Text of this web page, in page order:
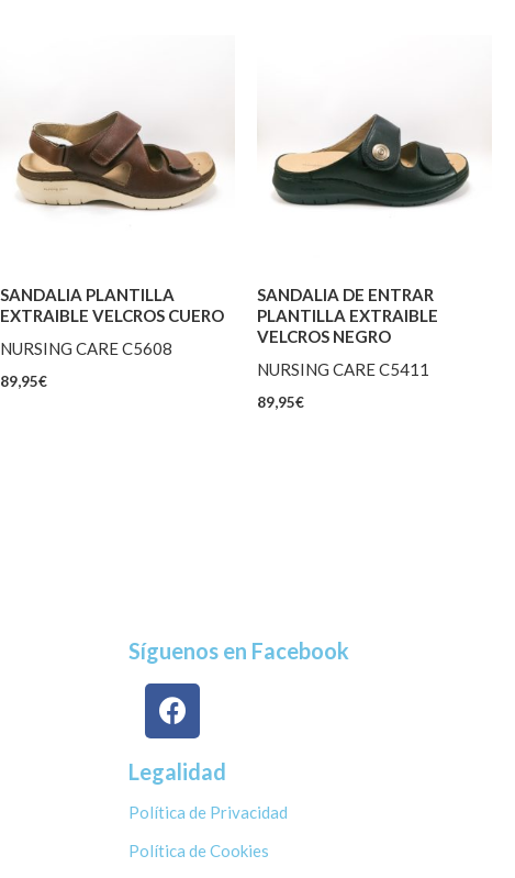
SANDALIA PLANTILLA
EXTRAIBLE VELCROS CUERO
NURSING CARE C5608
89,95€
SANDALIA DE ENTRAR
PLANTILLA EXTRAIBLE
VELCROS NEGRO
NURSING CARE C5411
89,95€
Síguenos en Facebook
Legalidad
Política de Privacidad
Política de Cookies